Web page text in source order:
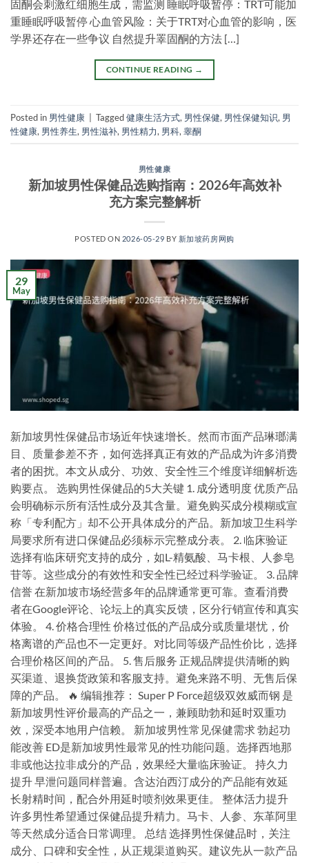
固酮会刺激红细胞生成，需监测 睡眠呼吸暂停：TRT可能加
重睡眠呼吸暂停 心血管风险：关于TRT对心血管的影响，医
学界还存在一些争议 自然提升睪固酮的方法 […]
CONTINUE READING →
Posted in 男性健康 Tagged健康生活方式, 男性保健, 男性保健知识, 男
性健康, 男性养生, 男性滋补, 男性精力, 男科, 睾酮
男性健康
新加坡男性保健品选购指南：2026年高效补
充方案完整解析
POSTED ON 2026-05-29 BY 新加坡药房网购
29
May
新加坡男性保健品市场近年快速增长。然而市面产品琳瑯满
目、质量参差不齐，如何选择真正有效的产品成为许多消费
者的困扰。本文从成分、功效、安全性三个维度详细解析选
购要点。 选购男性保健品的5大关键 1. 成分透明度 优质产品
会明确标示所有活性成分及其含量。避免购买成分模糊或宣
称「专利配方」却不公开具体成分的产品。新加坡卫生科学
局要求所有进口保健品必须标示完整成分表。 2. 临床验证
选择有临床研究支持的成分，如L-精氨酸、马卡根、人参皂
苷等。这些成分的有效性和安全性已经过科学验证。 3. 品牌
信誉 在新加坡市场经营多年的品牌通常更可靠。查看消费
者在Google评论、论坛上的真实反馈，区分行销宣传和真实
体验。 4. 价格合理性 价格过低的产品成分或质量堪忧，价
格离谱的产品也不一定更好。对比同等级产品性价比，选择
合理价格区间的产品。 5. 售后服务 正规品牌提供清晰的购
买渠道、退换货政策和客服支持。避免来路不明、无售后保
障的产品。 🔥 编辑推荐： Super P Force超级双效威而钢 是
新加坡男性评价最高的产品之一，兼顾助勃和延时双重功
效，深受本地用户信赖。 新加坡男性常见保健需求 勃起功
能改善 ED是新加坡男性最常见的性功能问题。选择西地那
非或他达拉非成分的产品，效果经大量临床验证。 持久力
提升 早泄问题同样普遍。含达泊西汀成分的产品能有效延
长射精时间，配合外用延时喷剂效果更佳。 整体活力提升
许多男性希望通过保健品提升精力。马卡、人参、东革阿里
等天然成分适合日常调理。 总结 选择男性保健品时，关注
成分、口碑和安全性，从正规渠道购买。建议先从一款产品